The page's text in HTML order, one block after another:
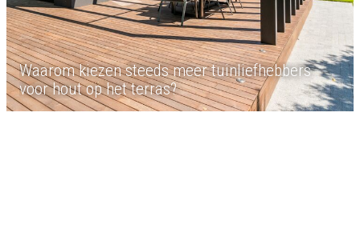
Waarom kiezen steeds meer tuinliefhebbers
voor hout op het terras?